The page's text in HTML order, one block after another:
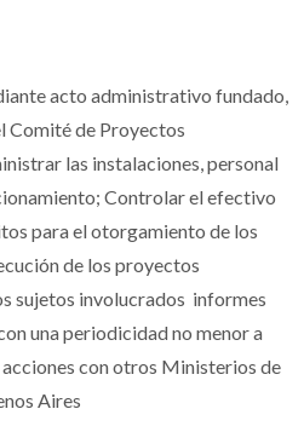
acto administrativo fundado,
Comité de Proyectos
las instalaciones, personal
Controlar el efectivo
para el otorgamiento de los
de los proyectos
sujetos involucrados informes
una periodicidad no menor a
con otros Ministerios de
Aires